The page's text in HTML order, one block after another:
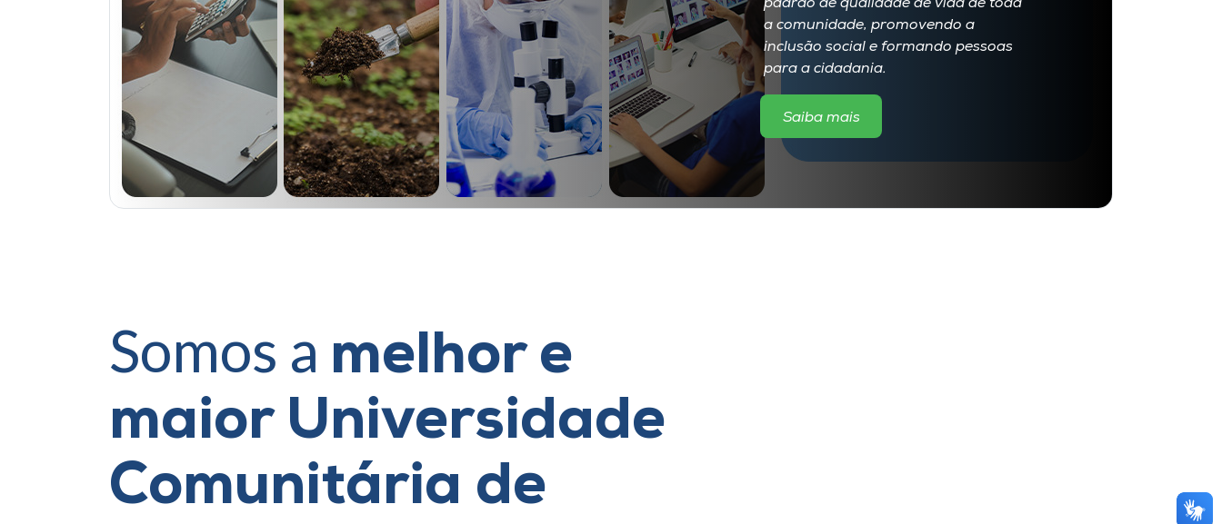
padrão de qualidade de vida de toda
a comunidade, promovendo a
inclusão social e formando pessoas
para a cidadania.
Saiba mais
Somos a melhor e
maior Universidade
Comunitária de